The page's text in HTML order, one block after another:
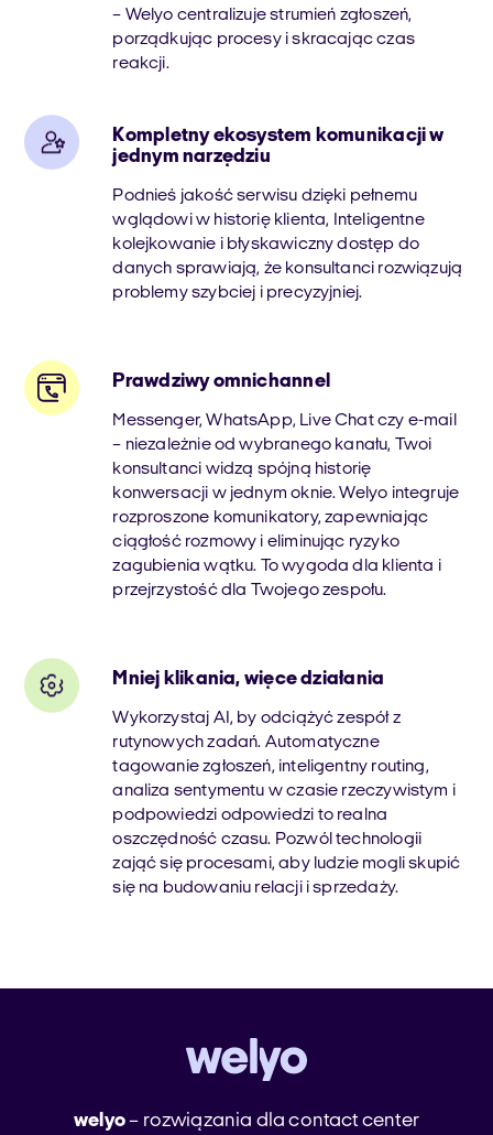
– Welyo centralizuje strumień zgłoszeń,
porządkując procesy i skracając czas
reakcji.
Kompletny ekosystem komunikacji w
jednym narzędziu
Podnieś jakość serwisu dzięki pełnemu
wglądowi w historię klienta, Inteligentne
kolejkowanie i błyskawiczny dostęp do
danych sprawiają, że konsultanci rozwiązują
problemy szybciej i precyzyjniej.
Prawdziwy omnichannel
Messenger, WhatsApp, Live Chat czy e-mail
– niezależnie od wybranego kanału, Twoi
konsultanci widzą spójną historię
konwersacji w jednym oknie. Welyo integruje
rozproszone komunikatory, zapewniając
ciągłość rozmowy i eliminując ryzyko
zagubienia wątku. To wygoda dla klienta i
przejrzystość dla Twojego zespołu.
Mniej klikania, więce działania
Wykorzystaj AI, by odciążyć zespół z
rutynowych zadań. Automatyczne
tagowanie zgłoszeń, inteligentny routing,
analiza sentymentu w czasie rzeczywistym i
podpowiedzi odpowiedzi to realna
oszczędność czasu. Pozwól technologii
zająć się procesami, aby ludzie mogli skupić
się na budowaniu relacji i sprzedaży.
welyo– rozwiązania dla contact center